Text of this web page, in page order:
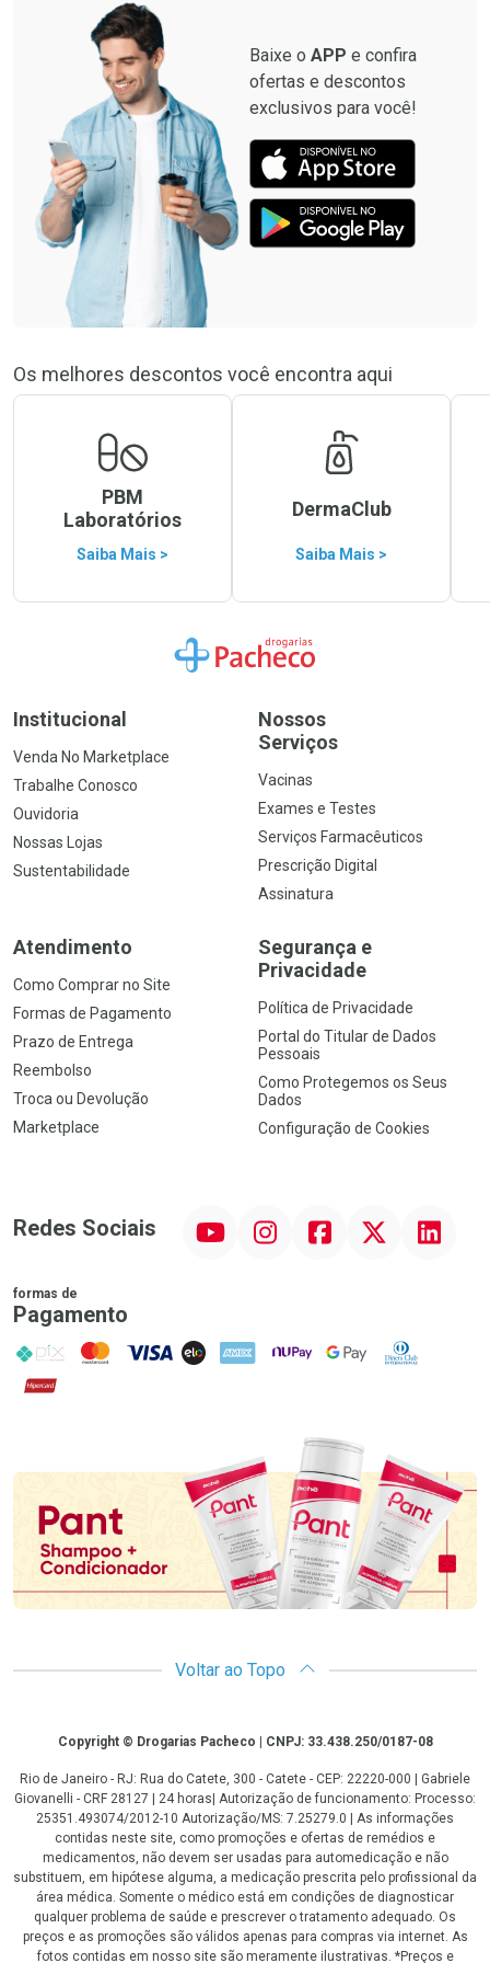
Baixe o APP e confira
ofertas e descontos
exclusivos para você!
Os melhores descontos você encontra aqui
PBM
Laboratórios
Saiba Mais >
DermaClub
Saiba Mais >
Ir para a Home
Institucional
Venda No Marketplace
Trabalhe Conosco
Ouvidoria
Nossas Lojas
Sustentabilidade
Nossos
Serviços
Vacinas
Exames e Testes
Serviços Farmacêuticos
Prescrição Digital
Assinatura
Atendimento
Como Comprar no Site
Formas de Pagamento
Prazo de Entrega
Reembolso
Troca ou Devolução
Marketplace
Segurança e
Privacidade
Política de Privacidade
Portal do Titular de Dados
Pessoais
Como Protegemos os Seus
Dados
Configuração de Cookies
Redes Sociais InstagramFacebook Linkedin
formas de
Pagamento
PIX MasterCard
VISA ELO AMEX NuPay Google PayDiners Club
Hipercard
Promoção em Destaque
Voltar ao Topo
CopyrightCopyright © Drogarias Pacheco | CNPJ: 33.438.250/0187-08
Rio de Janeiro - RJ: Rua do Catete, 300 - Catete - CEP: 22220-000 | Gabriele
Giovanelli - CRF 28127 | 24 horas| Autorização de funcionamento: Processo:
25351.493074/2012-10 Autorização/MS: 7.25279.0 | As informações
contidas neste site, como promoções e ofertas de remédios e
medicamentos, não devem ser usadas para automedicação e não
substituem, em hipótese alguma, a medicação prescrita pelo profissional da
área médica. Somente o médico está em condições de diagnosticar
qualquer problema de saúde e prescrever o tratamento adequado. Os
preços e as promoções são válidos apenas para compras via internet. As
fotos contidas em nosso site são meramente ilustrativas. *Preços e